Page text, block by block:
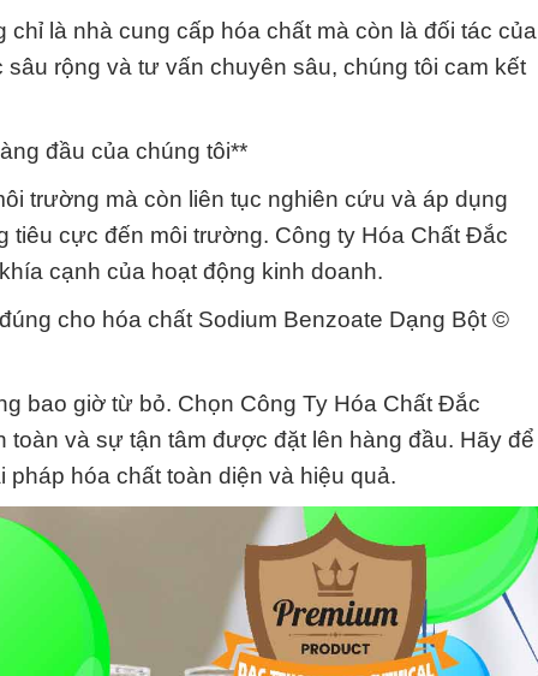
là nhà cung cấp hóa chất mà còn là đối tác của
rộng và tư vấn chuyên sâu, chúng tôi cam kết
đầu của chúng tôi**
trường mà còn liên tục nghiên cứu và áp dụng
tiêu cực đến môi trường. Công ty Hóa Chất Đắc
cạnh của hoạt động kinh doanh.
cho hóa chất Sodium Benzoate Dạng Bột ©
bao giờ từ bỏ. Chọn Công Ty Hóa Chất Đắc
và sự tận tâm được đặt lên hàng đầu. Hãy để
hóa chất toàn diện và hiệu quả.